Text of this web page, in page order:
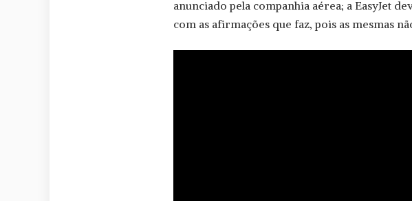
anunciado pela companhia aérea; a EasyJet
com as afirmações que faz, pois as mesmas